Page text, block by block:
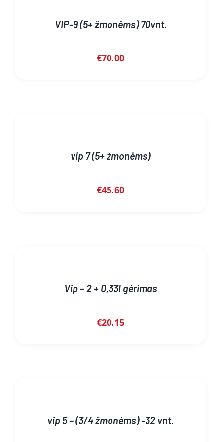
VIP-9 (5+ žmonėms) 70vnt.
€70.00
vip 7 (5+ žmonėms)
€45.60
Vip – 2 + 0,33l gėrimas
€20.15
vip 5 – (3/4 žmonėms) -32 vnt.